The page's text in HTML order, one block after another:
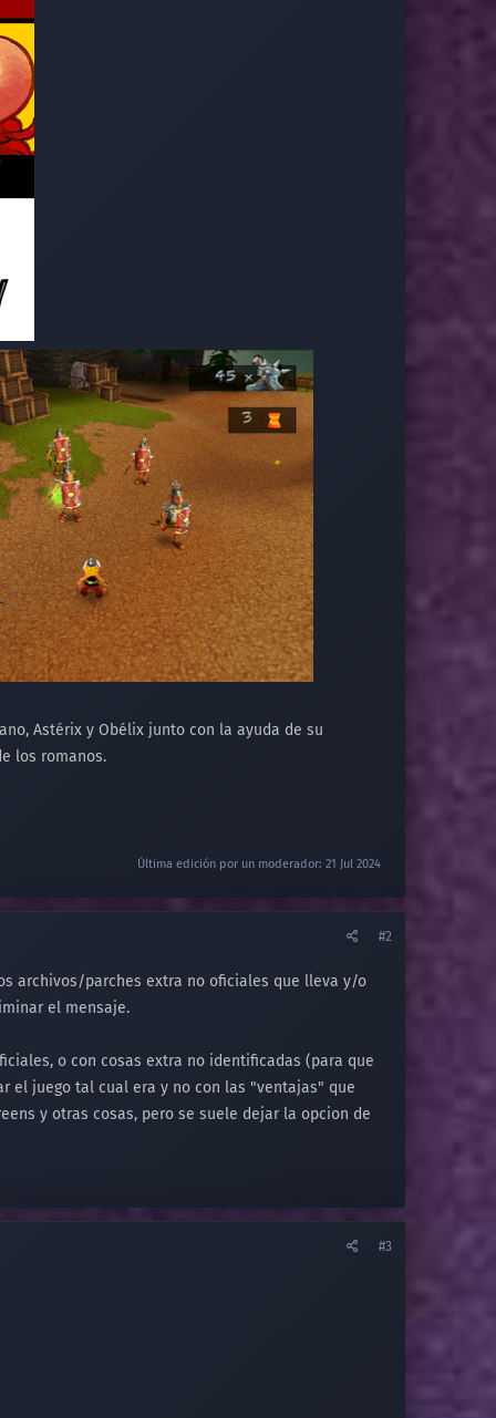
Astérix y Obélix junto con la ayuda de su
los romanos.
Última edición por un moderador: 21 Jul 2024
#2
archivos/parches extra no oficiales que lleva y/o
el mensaje.
o con cosas extra no identificadas (para que
el juego tal cual era y no con las "ventajas" que
y otras cosas, pero se suele dejar la opcion de
#3